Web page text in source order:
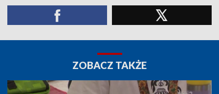
ZOBACZ TAKŻE